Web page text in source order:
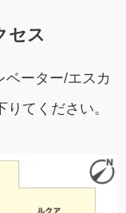
セス
ベーター/エスカ
りてください。